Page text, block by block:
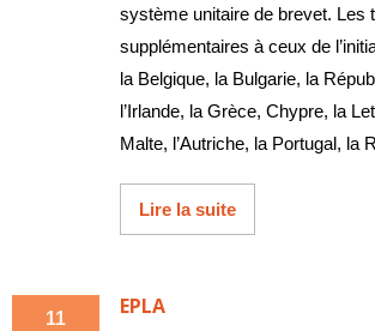
système unitaire de brevet. Les
supplémentaires à ceux de
la Belgique, la Bulgarie, la
l’Irlande, la Grèce, Chypre, la
Malte, l’Autriche, la Portugal, la
Lire la suite
EPLA
11